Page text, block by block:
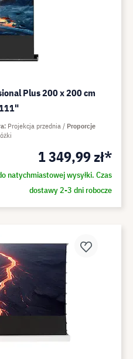
Plus 200 x 200 cm
1 349,99 zł*
natychmiastowej wysyłki. Czas
dostawy 2-3 dni robocze
Projekcja przednia
Proporcje